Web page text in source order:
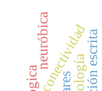
conectividad
neuróbica